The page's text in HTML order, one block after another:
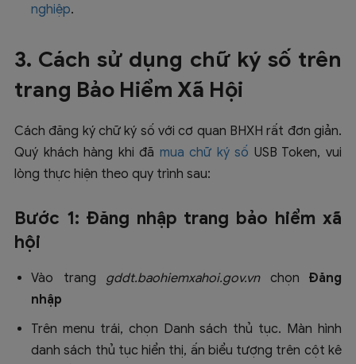
nghiệp.
3. Cách sử dụng chữ ký số trên
trang Bảo Hiểm Xã Hội
Cách đăng ký chữ ký số với cơ quan BHXH rất đơn giản.
Quý khách hàng khi đã mua chữ ký số USB Token, vui
lòng thực hiện theo quy trình sau:
Bước 1: Đăng nhập trang bảo hiểm xã
hội
Vào trang gddt.baohiemxahoi.gov.vnchọn Đăng
nhập
Trên menu trái, chọn Danh sách thủ tục. Màn hình
danh sách thủ tục hiển thị, ấn biểu tượng trên cột kê